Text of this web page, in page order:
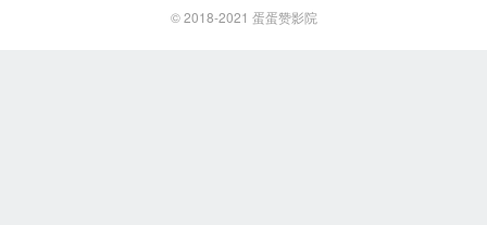
© 2018-2021 蛋蛋赞影院